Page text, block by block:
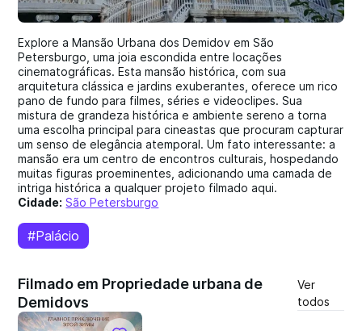
Explore a Mansão Urbana dos Demidov em São
Petersburgo, uma joia escondida entre locações
cinematográficas. Esta mansão histórica, com sua
arquitetura clássica e jardins exuberantes, oferece um rico
pano de fundo para filmes, séries e videoclipes. Sua
mistura de grandeza histórica e ambiente sereno a torna
uma escolha principal para cineastas que procuram capturar
um senso de elegância atemporal. Um fato interessante: a
mansão era um centro de encontros culturais, hospedando
muitas figuras proeminentes, adicionando uma camada de
intriga histórica a qualquer projeto filmado aqui.
Cidade: São Petersburgo
#Palácio
Filmado em Propriedade urbana de
Demidovs
Ver
todos